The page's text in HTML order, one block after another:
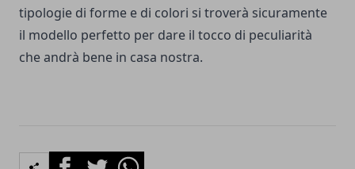
tipologie di forme e di colori si troverà sicuramente
il modello perfetto per dare il tocco di peculiarità
che andrà bene in casa nostra.
FacebookTwitterWhatsapp